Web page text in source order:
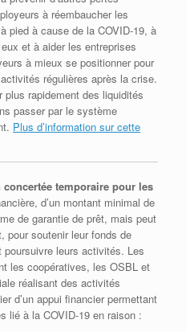
à réembaucher les
pied à cause de la COVID-19, à
et à aider les entreprises
à mieux se positionner pour
régulières après la crise.
plus rapidement des liquidités
passer par le système
Plus d’information sur cette
concertée temporaire pour les
d’un montant minimal de
de garantie de prêt, mais peut
pour soutenir leur fonds de
poursuivre leurs activités. Les
les coopératives, les OSBL et
réalisant des activités
d’un appui financier permettant
lié à la COVID-19 en raison :